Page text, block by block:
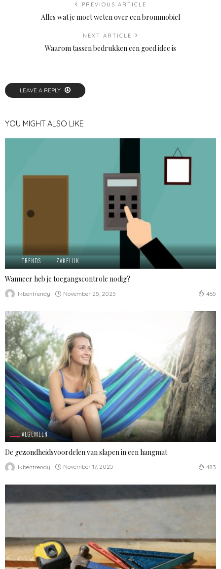
PREVIOUS ARTICLE
Alles wat je moet weten over een brommobiel
NEXT ARTICLE
Waarom tassen bedrukken een goed idee is
LEAVE A REPLY
YOU MIGHT ALSO LIKE
TRENDS ZAKELIJK
Wanneer heb je toegangscontrole nodig?
Ikbentrendy November 25, 2025 465
ALGEMEEN
De gezondheidsvoordelen van slapen in een hangmat
Ikbentrendy November 17, 2025 483